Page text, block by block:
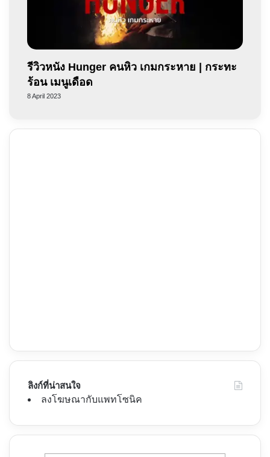
รีวิวหนัง Hunger คนหิว เกมกระหาย | กระทะ
ร้อน เมนูเดือด
8 April 2023
ลิงก์ที่น่าสนใจ
ลงโฆษณากับแพทโซนิค